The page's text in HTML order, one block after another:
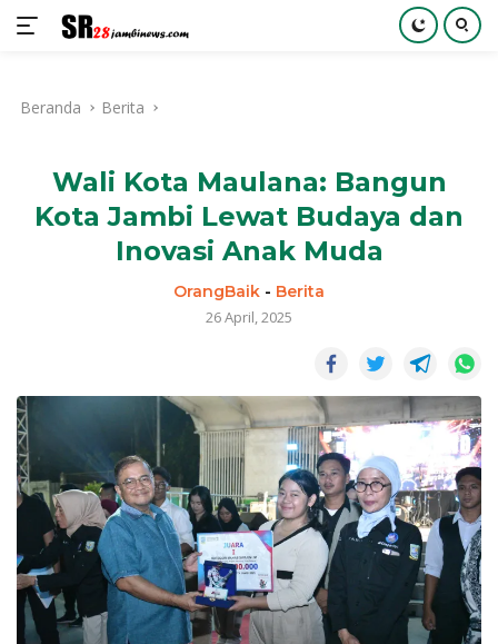
kontenBeranda Berita
Wali Kota Maulana: Bangun
Kota Jambi Lewat Budaya dan
Inovasi Anak Muda
OrangBaik - Berita
26 April, 2025